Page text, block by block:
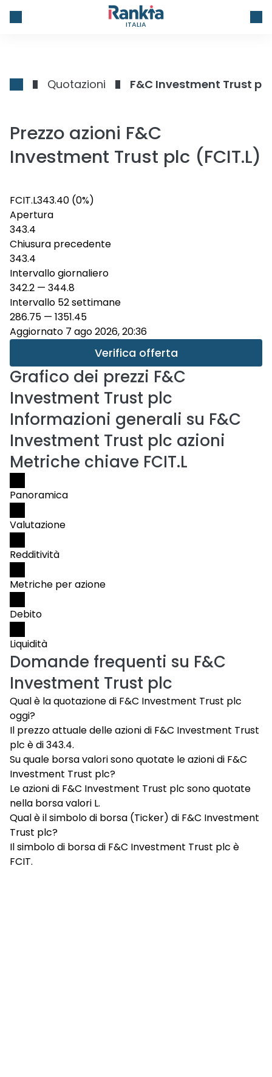
ITALIA
Quotazioni F&C Investment Trust plc
Prezzo azioni F&C
Investment Trust plc (FCIT.L)
FCIT.L343.40 (0%)
Apertura
343.4
Chiusura precedente
343.4
Intervallo giornaliero
342.2 — 344.8
Intervallo 52 settimane
286.75 — 1351.45
Aggiornato 7 ago 2026, 20:36
Verifica offerta
Grafico dei prezzi F&C
Investment Trust plc
Informazioni generali su F&C
Investment Trust plc azioni
Metriche chiave FCIT.L
Panoramica
Valutazione
Redditività
Metriche per azione
Debito
Liquidità
Domande frequenti su F&C
Investment Trust plc
Qual è la quotazione di F&C Investment Trust plc
oggi?
Il prezzo attuale delle azioni di F&C Investment Trust
plc è di 343.4.
Su quale borsa valori sono quotate le azioni di F&C
Investment Trust plc?
Le azioni di F&C Investment Trust plc sono quotate
nella borsa valori L.
Qual è il simbolo di borsa (Ticker) di F&C Investment
Trust plc?
Il simbolo di borsa di F&C Investment Trust plc è
FCIT.